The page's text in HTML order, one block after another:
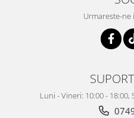
Urmareste-ne
Luni - Vineri: 10:00 - 18:00,